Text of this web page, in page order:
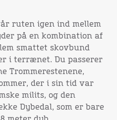
ruten igen ind mellem
på en kombination af
smattet skovbund
i terrænet. Du passerer
Trommerestenene,
der i sin tid var
milits, og den
Dybedal, som er bare